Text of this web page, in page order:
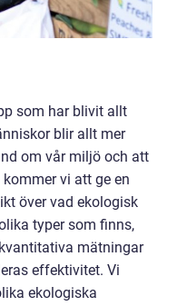
som har blivit allt
blir allt mer
om vår miljö och att
vi att ge en
över vad ekologisk
typer som finns,
mätningar
effektivitet. Vi
ekologiska